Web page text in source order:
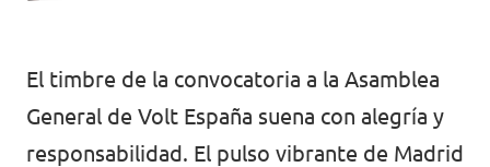
Volt Italia
Volt Kosovo
Contacto
El timbre de la convocatoria a la Asamblea
General de Volt España suena con alegría y
responsabilidad. El pulso vibrante de Madrid